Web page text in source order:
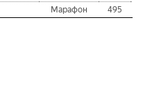
Марафон 495